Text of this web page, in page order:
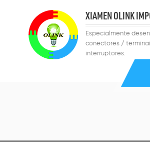
XIAMEN OLINK
Especialmente
conectores /
interruptores.